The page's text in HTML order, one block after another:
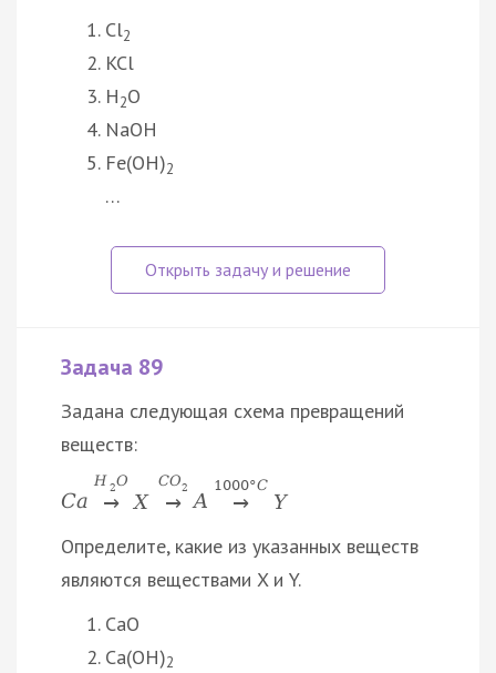
Cl2
KCl
H2O
NaOH
Fe(OH)2
…
Задача 89
Задана следующая схема превращений
веществ:
Ca
H 2O
→ X
CO2
→ A
1000°C
→ Y
Определите, какие из указанных веществ
являются веществами X и Y.
CaO
Ca(OH)2